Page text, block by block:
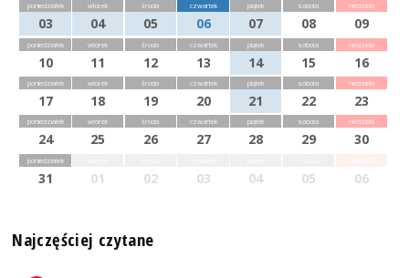
poniedziałek
03
wtorek
04
środa
05
czwartek
06
piątek
07
sobota
08
niedziela
09
poniedziałek
10
wtorek
11
środa
12
czwartek
13
piątek
14
sobota
15
niedziela
16
poniedziałek
17
wtorek
18
środa
19
czwartek
20
piątek
21
sobota
22
niedziela
23
poniedziałek
24
wtorek
25
środa
26
czwartek
27
piątek
28
sobota
29
niedziela
30
poniedziałek
31 01 02 03 04 05 06
Najczęściej czytane